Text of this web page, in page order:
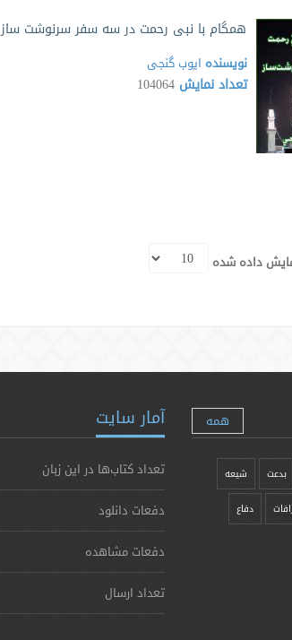
همگام با نبی رحمت در سه سفر سرنوشت ساز
نویسنده ایوب گنجی
تعداد نمایش 104064
داده شده
همه
بدعت شیعه
دفاع
آمار سایت
تعداد کتاب‌ها در این زبان
دفعات دانلود
دفعات مشاهده
تعداد ارسال